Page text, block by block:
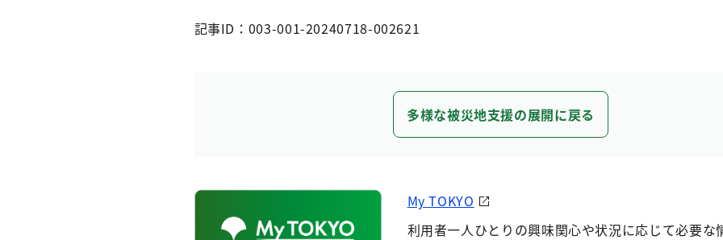
記事ID：003-001-20240718-002621
多様な被災地支援の展開に戻る
My TOKYO
利用者一人ひとりの興味関心や状況に応じて必要な